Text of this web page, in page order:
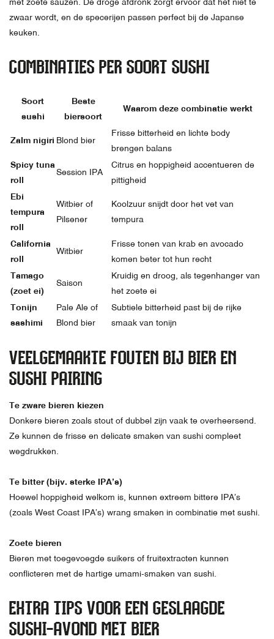
met zoete sauzen. De droge afdronk zorgt ervoor dat het niet te
zwaar wordt, en de specerijen passen perfect bij de Japanse
keuken.
COMBINATIES PER SOORT SUSHI
Soort
sushi
Beste
biersoort
Waarom deze combinatie werkt
Zalm nigiri Blond bier
Frisse bitterheid en lichte body
brengen balans
Spicy tuna
roll
Session IPA
Citrus en hoppigheid accentueren de
pittigheid
Ebi
tempura
roll
Witbier of
Pilsener
Koolzuur snijdt door het vet van
tempura
California
roll
Witbier
Frisse tonen van krab en avocado
komen beter tot hun recht
Tamago
(zoet ei)
Saison
Kruidig en droog, als tegenhanger van
het zoete ei
Tonijn
sashimi
Pale Ale of
Blond bier
Subtiele bitterheid past bij de rijke
smaak van tonijn
VEELGEMAAKTE FOUTEN BIJ BIER EN
SUSHI PAIRING
Te zware bieren kiezen
Donkere bieren zoals stout of dubbel zijn vaak te overheersend.
Ze kunnen de frisse en delicate smaken van sushi compleet
wegdrukken.
Te bitter (bijv. sterke IPA’s)
Hoewel hoppigheid welkom is, kunnen extreem bittere IPA’s
(zoals West Coast IPA’s) wrang smaken in combinatie met sushi.
Zoete bieren
Bieren met toegevoegde suikers of fruitextracten kunnen
conflicteren met de hartige umami-smaken van sushi.
EXTRA TIPS VOOR EEN GESLAAGDE
SUSHI-AVOND MET BIER